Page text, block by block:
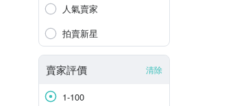
人氣賣家
拍賣新星
賣家評價 清除
1-100